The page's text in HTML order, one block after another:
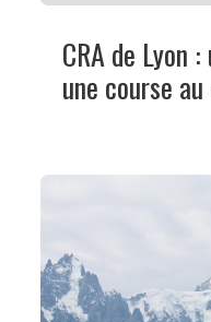
CRA de Lyon
une course